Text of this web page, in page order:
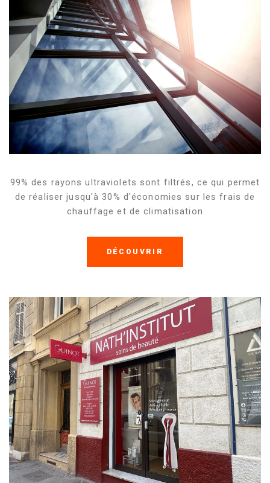
99% des rayons ultraviolets sont filtrés, ce qui permet
de réaliser jusqu'à 30% d'économies sur les frais de
chauffage et de climatisation
DÉCOUVRIR